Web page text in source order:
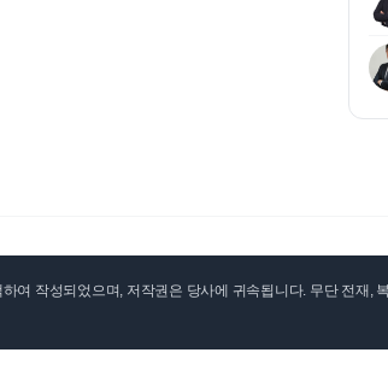
여 작성되었으며, 저작권은 당사에 귀속됩니다. 무단 전재,